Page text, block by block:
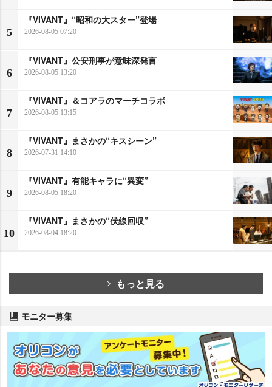
5
『VIVANT』“昭和の大スター”登場
2026-08-05 07:20
6
『VIVANT』公安刑事が意味深発言
2026-08-05 13:20
7
『VIVANT』＆コアラのマーチコラボ
2026-08-05 13:15
8
『VIVANT』まさかの“キスシーン”
2026-07-31 14:10
9
『VIVANT』有能キャラに“異変”
2026-08-05 18:20
10
『VIVANT』まさかの“伏線回収”
2026-08-04 18:20
もっと見る
モニター募集